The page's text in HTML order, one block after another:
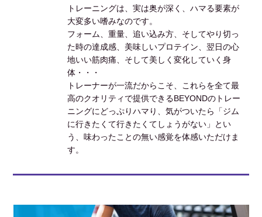
トレーニングは、実は奥が深く、ハマる要素が
大変多い嗜みなのです。
フォーム、重量、追い込み方、そしてやり切っ
た時の達成感、美味しいプロテイン、翌日の心
地いい筋肉痛、そして美しく変化していく身
体・・・
トレーナーが一流だからこそ、これらを全て最
高のクオリティで提供できるBEYONDのトレー
ニングにどっぷりハマり、気がついたら「ジム
に行きたくて行きたくてしょうがない」とい
う、味わったことの無い感覚を体感いただけま
す。